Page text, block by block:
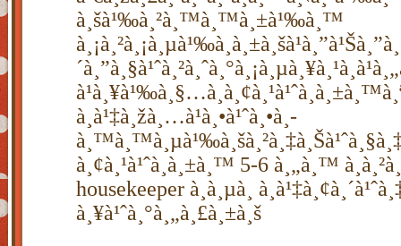
à¸šà¹‰à¸²à¸™à¸™à¸±à¹‰à¸™
à¸à¹‡à¸žà¸­…à¹à¸•à¹ˆà¸•à¸­
à¸¢à¸¹à¹ˆà¸à¸±à¸™ 5-6 à¸„à¸™
housekeeper à¸­à¸µà¸
à¸¥à¹ˆà¸°à¸„à¸£à¸±à¸š